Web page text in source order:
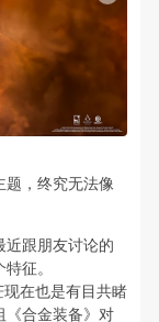
题，终究无法像
近跟朋友讨论的
征。
在也是有目共睹
《合金装备》对